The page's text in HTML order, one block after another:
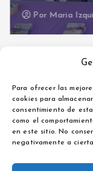
Para ofrecer las
cookies para
consentimiento de
como el
en este sitio. No
negativamente a
Por Maria
Aviso legal
Política de privacidad